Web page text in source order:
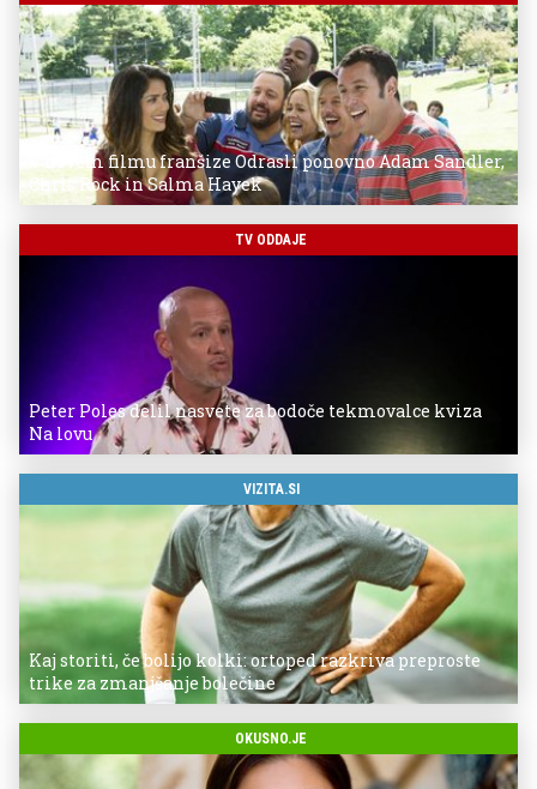
V novem filmu franšize Odrasli ponovno Adam Sandler,
Chris Rock in Salma Hayek
TV ODDAJE
Peter Poles delil nasvete za bodoče tekmovalce kviza
Na lovu
VIZITA.SI
Kaj storiti, če bolijo kolki: ortoped razkriva preproste
trike za zmanjšanje bolečine
OKUSNO.JE